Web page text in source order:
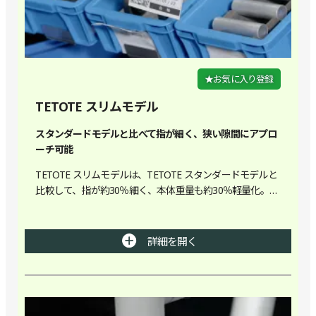
★お気に入り登録
TETOTE スリムモデル
スタンダードモデルと比べて指が細く、狭い隙間にアプロ
ーチ可能
TETOTE スリムモデルは、TETOTE スタンダードモデルと
比較して、指が約30％細く、本体重量も約30％軽量化。コ
ままに、柔らかい先端形状で壊れやすいワークや傷つけた
くないワークを優しく把持します。
詳細を開く